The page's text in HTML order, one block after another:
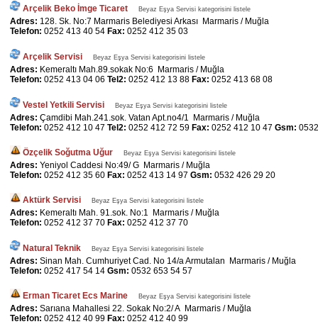
Arçelik Beko İmge Ticaret Beyaz Eşya Servisi kategorisini listele
Adres: 128. Sk. No:7 Marmaris Belediyesi Arkası Marmaris / Muğla
Telefon: 0252 413 40 54 Fax: 0252 412 35 03
Arçelik Servisi Beyaz Eşya Servisi kategorisini listele
Adres: Kemeraltı Mah.89.sokak No:6 Marmaris / Muğla
Telefon: 0252 413 04 06 Tel2: 0252 412 13 88 Fax: 0252 413 68 08
Vestel Yetkili Servisi Beyaz Eşya Servisi kategorisini listele
Adres: Çamdibi Mah.241.sok. Vatan Apt.no4/1 Marmaris / Muğla
Telefon: 0252 412 10 47 Tel2: 0252 412 72 59 Fax: 0252 412 10 47 Gsm:
Özçelik Soğutma Uğur Beyaz Eşya Servisi kategorisini listele
Adres: Yeniyol Caddesi No:49/ G Marmaris / Muğla
Telefon: 0252 412 35 60 Fax: 0252 413 14 97 Gsm: 0532 426 29 20
Aktürk Servisi Beyaz Eşya Servisi kategorisini listele
Adres: Kemeraltı Mah. 91.sok. No:1 Marmaris / Muğla
Telefon: 0252 412 37 70 Fax: 0252 412 37 70
Natural Teknik Beyaz Eşya Servisi kategorisini listele
Adres: Sinan Mah. Cumhuriyet Cad. No 14/a Armutalan Marmaris / Muğla
Telefon: 0252 417 54 14 Gsm: 0532 653 54 57
Erman Ticaret Ecs Marine Beyaz Eşya Servisi kategorisini listele
Adres: Sarıana Mahallesi 22. Sokak No:2/ A Marmaris / Muğla
Telefon: 0252 412 40 99 Fax: 0252 412 40 99